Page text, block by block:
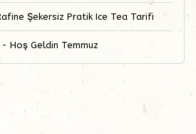
Şekersiz Pratik Ice Tea Tarifi
Hoş Geldin Temmuz